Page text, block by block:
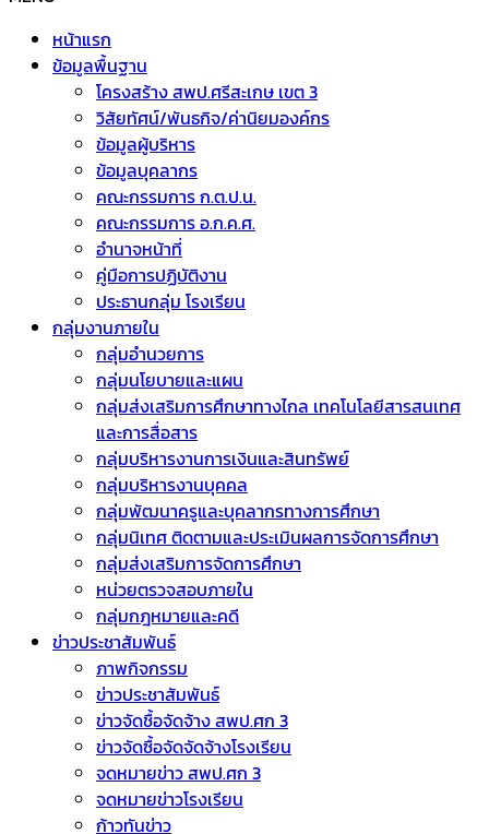
หน้าแรก
ข้อมูลพื้นฐาน
โครงสร้าง สพป.ศรีสะเกษ เขต 3
วิสัยทัศน์/พันธกิจ/ค่านิยมองค์กร
ข้อมูลผู้บริหาร
ข้อมูลบุคลากร
คณะกรรมการ ก.ต.ป.น.
คณะกรรมการ อ.ก.ค.ศ.
อำนาจหน้าที่
คู่มือการปฏิบัติงาน
ประธานกลุ่ม โรงเรียน
กลุ่มงานภายใน
กลุ่มอำนวยการ
กลุ่มนโยบายและแผน
กลุ่มส่งเสริมการศึกษาทางไกล เทคโนโลยีสารสนเทศ
และการสื่อสาร
กลุ่มบริหารงานการเงินและสินทรัพย์
กลุ่มบริหารงานบุคคล
กลุ่มพัฒนาครูและบุคลากรทางการศึกษา
กลุ่มนิเทศ ติดตามและประเมินผลการจัดการศึกษา
กลุ่มส่งเสริมการจัดการศึกษา
หน่วยตรวจสอบภายใน
กลุ่มกฎหมายและคดี
ข่าวประชาสัมพันธ์
ภาพกิจกรรม
ข่าวประชาสัมพันธ์
ข่าวจัดชื้อจัดจ้าง สพป.ศก 3
ข่าวจัดซื้อจัดจัดจ้างโรงเรียน
จดหมายข่าว สพป.ศก 3
จดหมายข่าวโรงเรียน
ก้าวทันข่าว